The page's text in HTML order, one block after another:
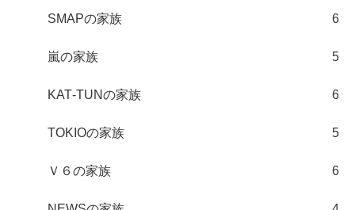
SMAPの家族 6
嵐の家族 5
KAT‐TUNの家族 6
TOKIOの家族 5
Ｖ６の家族 6